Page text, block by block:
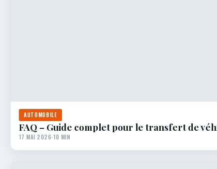
AUTOMOBILE
FAQ – Guide complet pour le transfert de
17 MAI 2026·10 MIN